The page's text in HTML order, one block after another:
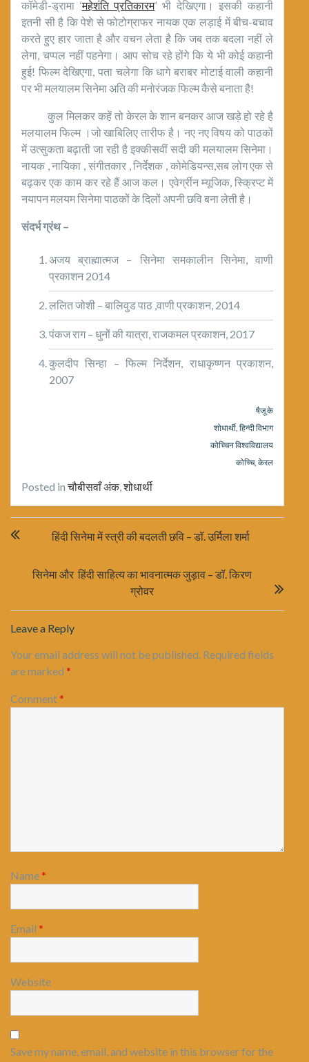
कॉमेडी-ड्रामा ‘महेशंति प्रतिकारम’ भी देखिएगा। इसकी कहानी
इतनी सी है कि पेशे से फोटोग्राफर नायक एक लड़ाई में बीच-बचाव
करते हुए हार जाता है और वचन लेता है कि जब तक बदला नहीं ले
लेगा, चप्पल नहीं पहनेगा। आप सोच रहे होंगे कि ये भी कोई कहानी
हुई! फिल्म देखिएगा, पता चलेगा कि धागे बराबर मोटाई वाली कहानी
पर भी मलयालम सिनेमा अति की मनोरंजक फिल्म कैसे बनाता है!
कुल मिलकर कहें तो केरल के शान बनकर आज खड़े हो रहे है
मलयालम फिल्म ।जो खाबिलिए तारीफ है। नए नए विषय को पाठकों
में उत्सुकता बढ़ाती जा रही है इक्कीसवीं सदी की मलयालम सिनेमा।
नायक , नायिका , संगीतकार , निर्देशक , कोमेडियन्स,सब लोग एक से
बढ़कर एक काम कर रहे हैं आज कल। एवेर्ग्रीन म्यूजिक, स्क्रिप्ट में
नयापन मलयम सिनेमा पाठकों के दिलों अपनी छवि बना लेती है।
संदर्भ ग्रंथ –
अजय ब्राह्मात्मज – सिनेमा समकालीन सिनेमा, वाणी
प्रकाशन 2014
ललित जोशी – बालिवुड पाठ ,वाणी प्रकाशन, 2014
पंकज राग – धुनों की यात्रा, राजकमल प्रकाशन, 2017
कुलदीप सिन्हा – फिल्म निर्देशन, राधाकृष्णन प्रकाशन,
2007
षैजू के
शोधार्थी, हिन्दी विभाग
कोच्चिन विश्वविद्यालय
कोच्चि, केरल
Posted inचौबीसवाँ अंक,शोधार्थी
navigationहिंदी सिनेमा में स्त्री की बदलती छवि – डॉ. उर्मिला शर्मा
सिनेमा और हिंदी साहित्य का भावनात्मक जुड़ाव – डॉ. किरण
ग्रोवर
Leave a Reply
Your email address will not be published. Required fields
are marked *
Comment*
Name*
Email *
Website
Save my name, email, and website in this browser for the